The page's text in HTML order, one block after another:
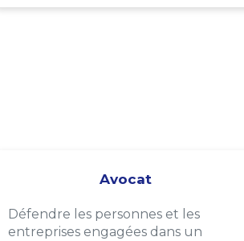
Avocat
Défendre les personnes et les
entreprises engagées dans un